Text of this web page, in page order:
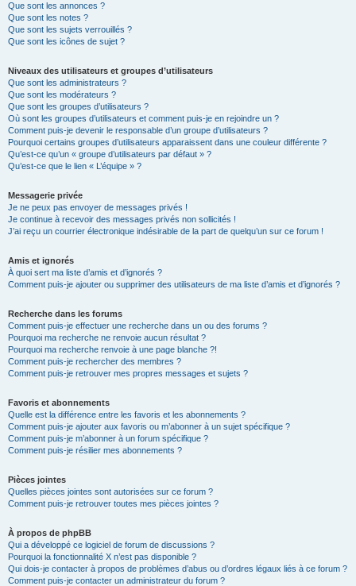
Que sont les annonces ?
Que sont les notes ?
Que sont les sujets verrouillés ?
Que sont les icônes de sujet ?
Niveaux des utilisateurs et groupes d’utilisateurs
Que sont les administrateurs ?
Que sont les modérateurs ?
Que sont les groupes d’utilisateurs ?
Où sont les groupes d’utilisateurs et comment puis-je en rejoindre un ?
Comment puis-je devenir le responsable d’un groupe d’utilisateurs ?
Pourquoi certains groupes d’utilisateurs apparaissent dans une couleur différente ?
Qu’est-ce qu’un « groupe d’utilisateurs par défaut » ?
Qu’est-ce que le lien « L’équipe » ?
Messagerie privée
Je ne peux pas envoyer de messages privés !
Je continue à recevoir des messages privés non sollicités !
J’ai reçu un courrier électronique indésirable de la part de quelqu’un sur ce forum !
Amis et ignorés
À quoi sert ma liste d’amis et d’ignorés ?
Comment puis-je ajouter ou supprimer des utilisateurs de ma liste d’amis et d’ignorés ?
Recherche dans les forums
Comment puis-je effectuer une recherche dans un ou des forums ?
Pourquoi ma recherche ne renvoie aucun résultat ?
Pourquoi ma recherche renvoie à une page blanche ?!
Comment puis-je rechercher des membres ?
Comment puis-je retrouver mes propres messages et sujets ?
Favoris et abonnements
Quelle est la différence entre les favoris et les abonnements ?
Comment puis-je ajouter aux favoris ou m’abonner à un sujet spécifique ?
Comment puis-je m’abonner à un forum spécifique ?
Comment puis-je résilier mes abonnements ?
Pièces jointes
Quelles pièces jointes sont autorisées sur ce forum ?
Comment puis-je retrouver toutes mes pièces jointes ?
À propos de phpBB
Qui a développé ce logiciel de forum de discussions ?
Pourquoi la fonctionnalité X n’est pas disponible ?
Qui dois-je contacter à propos de problèmes d’abus ou d’ordres légaux liés à ce forum ?
Comment puis-je contacter un administrateur du forum ?